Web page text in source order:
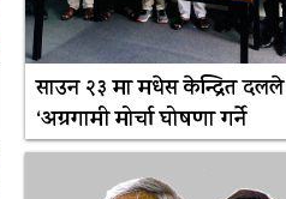
साउन २३ मा मधेस केन्द्रित दलले
‘अग्रगामी मोर्चा घोषणा गर्ने